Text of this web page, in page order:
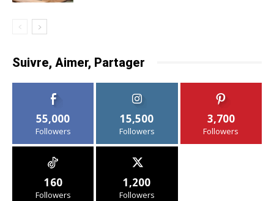
Suivre, Aimer, Partager
55,000
Followers
15,500
Followers
3,700
Followers
160
Followers
1,200
Followers